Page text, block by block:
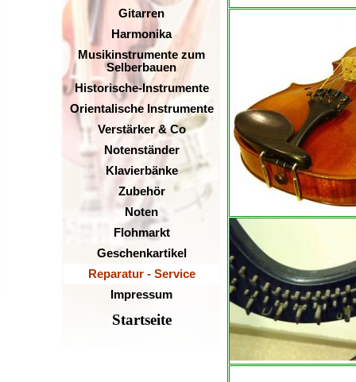
Gitarren
Harmonika
Musikinstrumente zum
Selberbauen
Historische-Instrumente
Orientalische Instrumente
Verstärker & Co
Notenständer
Klavierbänke
Zubehör
Noten
Flohmarkt
Geschenkartikel
Reparatur - Service
Impressum
Startseite